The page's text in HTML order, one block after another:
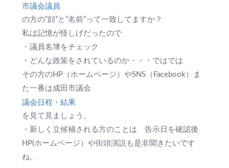
市議会議員
の方の”顔”と”名前”って一致してますか？
私は記憶が怪しげだったので
・議員名簿をチェック
・どんな政策をされているのか・・・ではでは
その方のHP（ホームページ）やSNS（Facebook）ま
た一番は成田市議会
議会日程・結果
を見て見ましょう。
・新しく立候補される方のことは 告示日を確認後
HP(ホームページ）や街頭演説も是非聞きたいです
ね。